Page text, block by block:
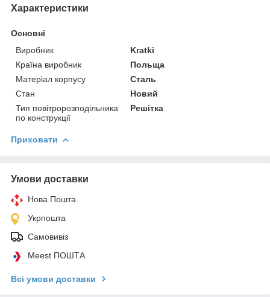
Характеристики
Основні
Виробник
Kratki
Країна виробник
Польща
Матеріал корпусу
Сталь
Стан
Новий
Тип повітророзподільника
по конструкції
Решітка
Приховати
Умови доставки
Нова Пошта
Укрпошта
Самовивіз
Meest ПОШТА
Всі умови доставки